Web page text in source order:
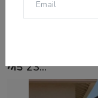
ਅਤੇ 23...